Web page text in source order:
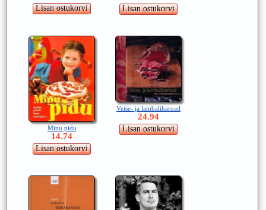
Minu pidu
14.74
Veise- ja lambaliharoad
24.94